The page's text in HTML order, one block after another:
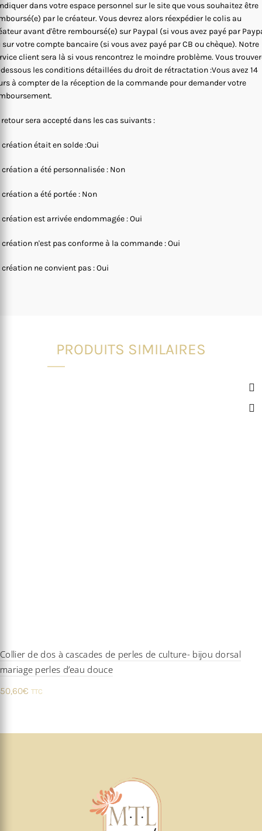
dans votre espace personnel sur le site que vous souhaitez être
par le créateur. Vous devrez alors réexpédier le colis au
avant d'être remboursé(e) sur Paypal (si vous avez payé par
sur votre compte bancaire (si vous avez payé par CB ou chèque). Notre
client sera là si vous rencontrez le moindre problème. Vous
les conditions détaillées du droit de rétractation :Vous avez 14
à compter de la réception de la commande pour demander votre
retour sera accepté dans les cas suivants :
création était en solde :Oui
création a été personnalisée : Non
création a été portée : Non
création est arrivée endommagée : Oui
création n'est pas conforme à la commande : Oui
création ne convient pas : Oui
PRODUITS SIMILAIRES
Collier de dos à cascades de perles de culture- bijou dorsal
mariage perles d’eau douce
50,60€ TTC